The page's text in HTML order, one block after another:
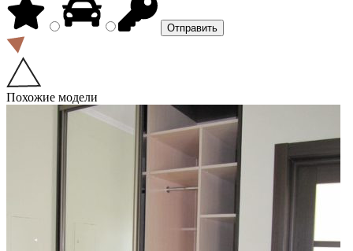
Похожие модели